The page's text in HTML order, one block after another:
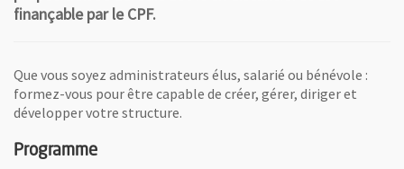
finançable par le CPF.
Que vous soyez administrateurs élus, salarié ou bénévole :
formez-vous pour être capable de créer, gérer, diriger et
développer votre structure.
Programme